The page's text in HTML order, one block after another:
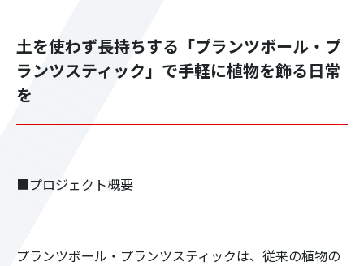
土を使わず長持ちする「プランツボール・プ
ランツスティック」で手軽に植物を飾る日常
を
■プロジェクト概要
プランツボール・プランツスティックは、従来の植物の